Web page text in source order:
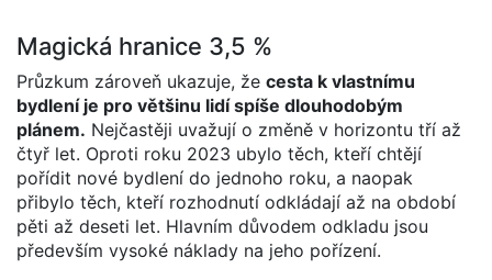
Magická hranice 3,5 %
Průzkum zároveň ukazuje, že cesta k vlastnímu
bydlení je pro většinu lidí spíše dlouhodobým
plánem. Nejčastěji uvažují o změně v horizontu tří až
čtyř let. Oproti roku 2023 ubylo těch, kteří chtějí
pořídit nové bydlení do jednoho roku, a naopak
přibylo těch, kteří rozhodnutí odkládají až na období
pěti až deseti let. Hlavním důvodem odkladu jsou
především vysoké náklady na jeho pořízení.